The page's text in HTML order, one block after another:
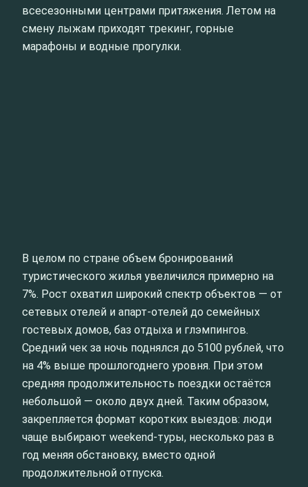
всесезонными центрами притяжения. Летом на
смену лыжам приходят трекинг, горные
марафоны и водные прогулки.
В целом по стране объем бронирований
туристического жилья увеличился примерно на
7%. Рост охватил широкий спектр объектов — от
сетевых отелей и апарт-отелей до семейных
гостевых домов, баз отдыха и глэмпингов.
Средний чек за ночь поднялся до 5100 рублей, что
на 4% выше прошлогоднего уровня. При этом
средняя продолжительность поездки остаётся
небольшой — около двух дней. Таким образом,
закрепляется формат коротких выездов: люди
чаще выбирают weekend-туры, несколько раз в
год меняя обстановку, вместо одной
продолжительной отпуска.